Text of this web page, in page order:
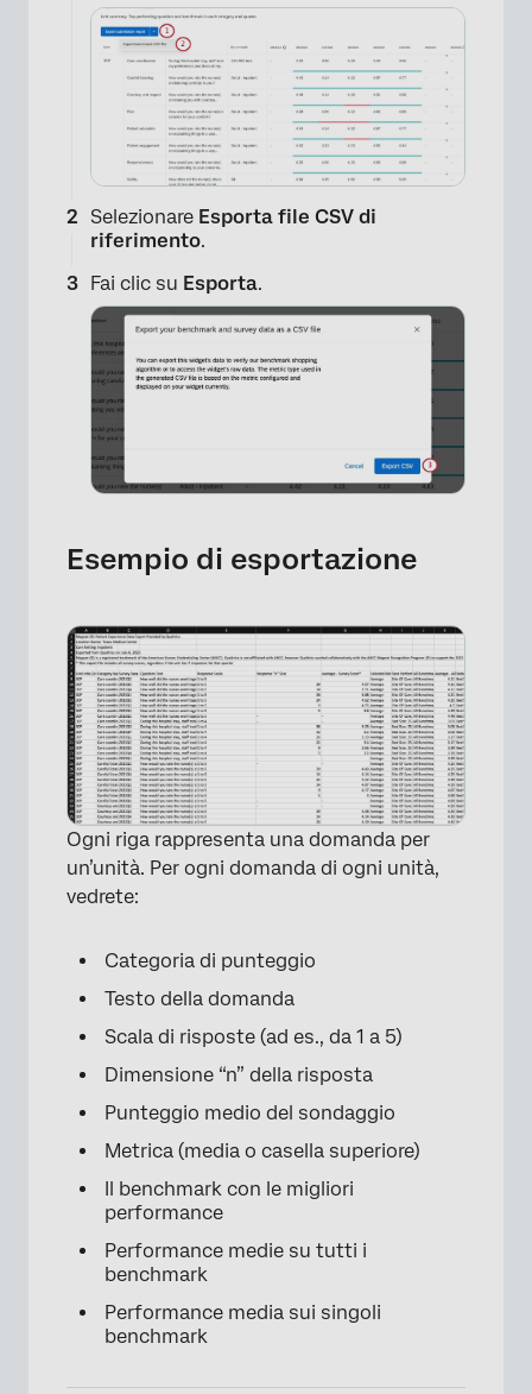
Selezionare Esporta file CSV di
riferimento.
Fai clic su Esporta.
×
Esempio di esportazione
Ogni riga rappresenta una domanda per
un’unità. Per ogni domanda di ogni unità,
vedrete:
Categoria di punteggio
Testo della domanda
Scala di risposte (ad es., da 1 a 5)
Dimensione “n” della risposta
Punteggio medio del sondaggio
Metrica (media o casella superiore)
Il benchmark con le migliori
performance
Performance medie su tutti i
benchmark
Performance media sui singoli
benchmark